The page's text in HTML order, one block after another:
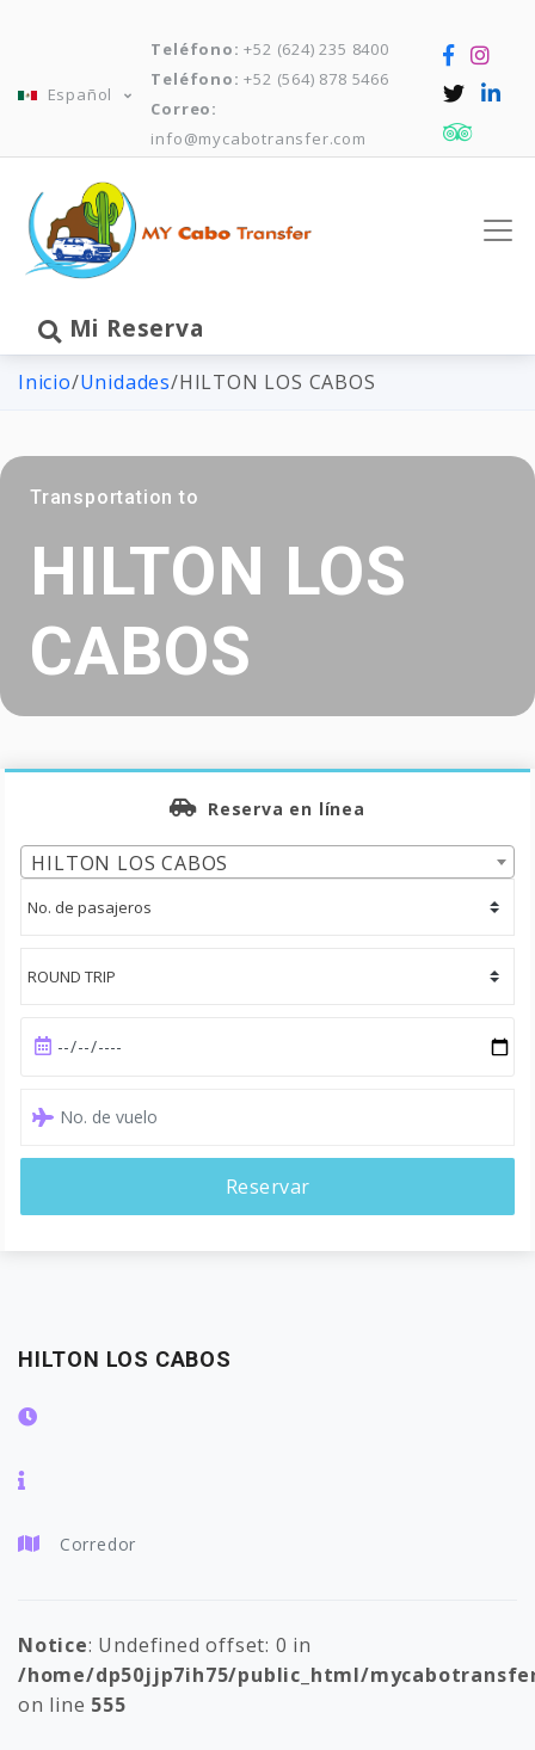
Español
Teléfono: +52 (624) 235 8400
Teléfono: +52 (564) 878 5466
Correo:
info@mycabotransfer.com
Mi Reserva
Inicio/Unidades/HILTON LOS CABOS
Transportation to
HILTON LOS
CABOS
Reserva en línea
HILTON LOS CABOS
Reservar
HILTON LOS CABOS
Corredor
Notice: Undefined offset: 0 in
/home/dp50jjp7ih75/public_html/
on line 555